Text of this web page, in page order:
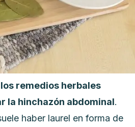
remedios herbales
la hinchazón abdominal.
haber laurel en forma de